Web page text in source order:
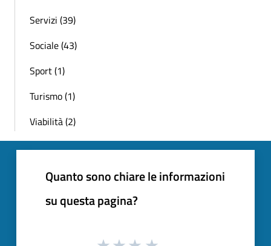
Servizi (39)
Sociale (43)
Sport (1)
Turismo (1)
Viabilità (2)
Quanto sono chiare le informazioni
su questa pagina?